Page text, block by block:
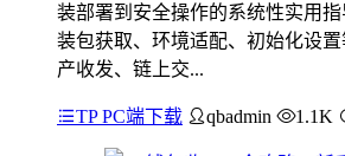
装部署到安全操作的系统性实用
装包获取、环境适配、初始化设
产收发、链上交...
TP PC端下载 qbadmin 1.1K